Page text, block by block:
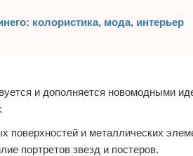
колористика, мода, интерьер
и дополняется новомодными
поверхностей и металлических
портретов звезд и постеров.